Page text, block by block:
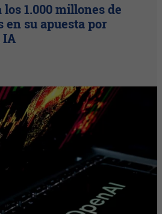
1.000 millones de
en su apuesta por
IA